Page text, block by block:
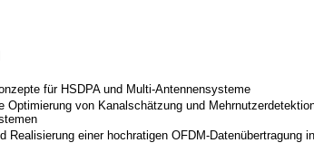
für HSDPA und Multi-Antennensysteme
Optimierung von Kanalschätzung und
Realisierung einer hochratigen OFDM-Datenübertragung